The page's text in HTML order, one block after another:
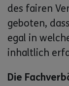
des fairen
geboten,
egal in
inhaltlich
Die